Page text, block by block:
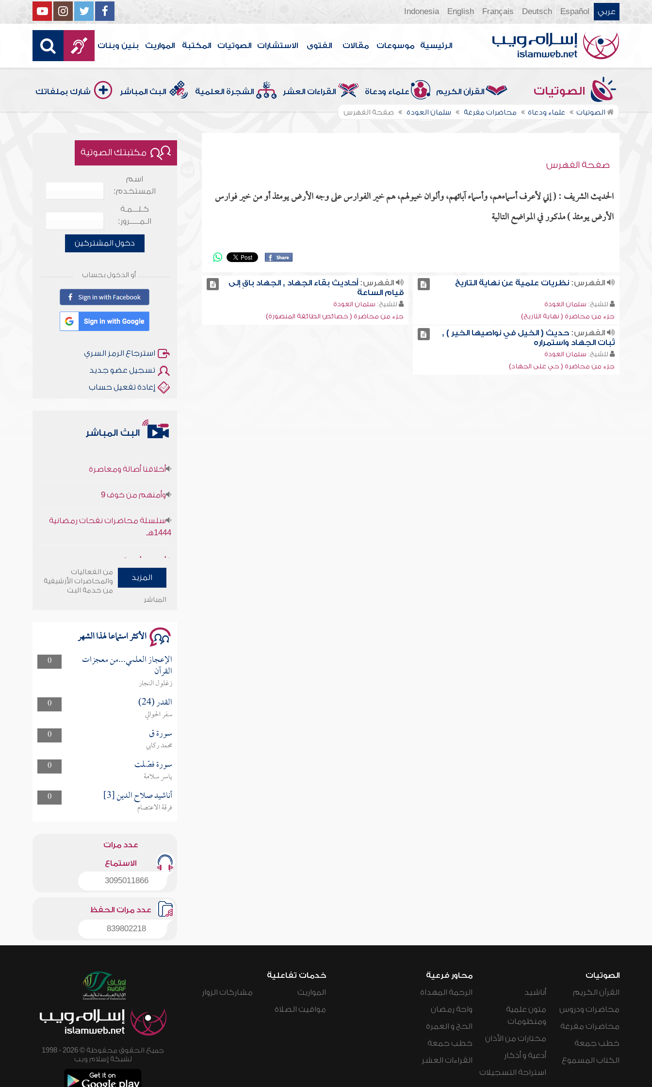
عربي Español
Deutsch
Français
English
Indonesia
الرئيسية موسوعات مقالات الفتوى الاستشارات الصوتيات المكتبة المواريث بنين وبنات
الصوتيات القرآن الكريم علماء ودعاة القراءات العشر الشجرة العلمية البث المباشر شارك بملفاتك
الصوتيات علماء ودعاة محاضرات مفرغة سلمان العودة صفحة الفهرس
صفحة الفهرس
الحديث الشريف : ( إني لأعرف أسماءهم، وأسماء آبائهم، وألوان خيولهم، هم خير الفوارس على وجه الأرض يومئذ أو من خير فوارس
الأرض يومئذ ) مذكور في المواضع التالية
الفهرس:نظريات علمية عن نهاية التاريخ
للشيخ: سلمان العودة
جزء من محاضرة ( نهاية التاريخ)
الفهرس: أحاديث بقاء الجهاد , الجهاد باقٍ إلى
قيام الساعة
للشيخ: سلمان العودة
جزء من محاضرة ( خصائص الطائفة المنصورة)
الفهرس:حديث ( الخيل في نواصيها الخير ) ,
ثبات الجهاد واستمراره
للشيخ: سلمان العودة
جزء من محاضرة ( حي على الجهاد)
مكتبتك الصوتية
اسم
المستخدم:
كـلـــمـة
الـمـــــرور:
دخول المشتركين
أو الدخول بحساب
استرجاع الرمز السري
تسجيل عضو جديد
إعادة تفعيل حساب
البث المباشر
1444هـ
وأمنهم من خوف 9
سلسلة محاضرات نفحات رمضانية
المزيد
من الفعاليات
والمحاضرات الأرشيفية
من خدمة البث
المباشر
الأكثر استماعا لهذا الشهر
0 الإعجاز العلمي...من معجزات
القرآن
زغلول النجار
0
القدر (24)
سفر الحوالي
0
سورة ق
محمد ركابي
0
سورة فصّلت
ياسر سلامة
0
أناشيد صلاح الدين [3]
فرقة الاعتصام
عدد مرات
الاستماع
3095011866
عدد مرات الحفظ
839802218
الصوتيات
القرآن الكريم
محاضرات ودروس
محاضرات مفرغة
خطب جمعة
الكتاب المسموع
أناشيد
متون علمية
ومنظومات
مختارات من الأذان
أدعية و أذكار
استراحة التسجيلات
محاور فرعية
الرحمة المهداة
واحة رمضان
الحج و العمرة
خطب جمعة
القراءات العشر
خدمات تفاعلية
المواريث
مواقيت الصلاة
مشاركات الزوار
جميع الحقوق محفوظة © 2026 - 1998
لشبكة إسلام ويب